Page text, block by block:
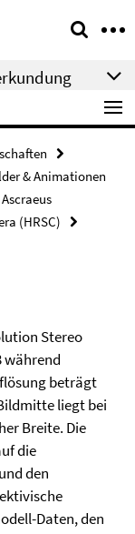
& Animationen
(HRSC)
Stereo
während
beträgt
liegt bei
Breite. Die
die
den
Daten, den